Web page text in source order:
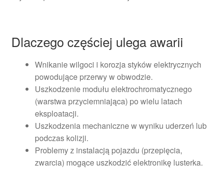
Dlaczego częściej ulega awarii
Wnikanie wilgoci i korozja styków elektrycznych
powodujące przerwy w obwodzie.
Uszkodzenie modułu elektrochromatycznego
(warstwa przyciemniająca) po wielu latach
eksploatacji.
Uszkodzenia mechaniczne w wyniku uderzeń lub
podczas kolizji.
Problemy z instalacją pojazdu (przepięcia,
zwarcia) mogące uszkodzić elektronikę lusterka.